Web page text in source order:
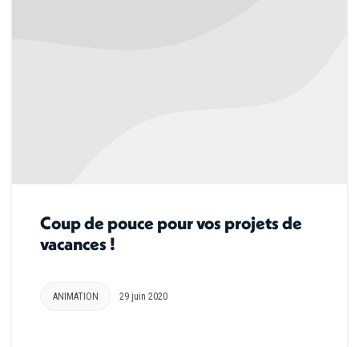
Coup de pouce pour vos projets de
vacances !
ANIMATION 29 juin 2020